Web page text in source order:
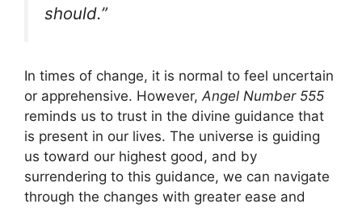
should.”
In times of change, it is normal to feel uncertain
or apprehensive. However,Angel Number 555
reminds us to trust in the divine guidance that
is present in our lives. The universe is guiding
us toward our highest good, and by
surrendering to this guidance, we can navigate
through the changes with greater ease and